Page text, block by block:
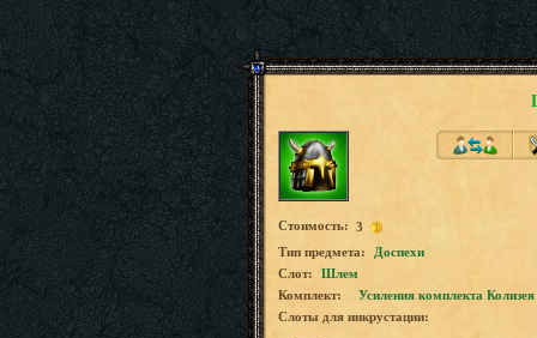
Стоимость: 3
Tип предмета:
Доспехи
Слот:
Шлем
Комплект:
Усиления комплекта Колизея
Слоты для инкрустации: